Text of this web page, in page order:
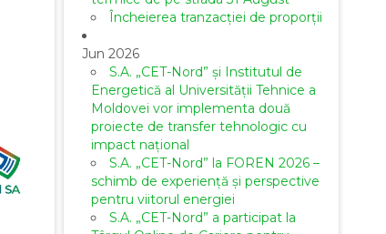
Încheierea tranzacției de proporții
Jun 2026
S.A. „CET-Nord” și Institutul de
Energetică al Universității Tehnice a
Moldovei vor implementa două
proiecte de transfer tehnologic cu
impact național
S.A. „CET-Nord” la FOREN 2026 –
schimb de experiență și perspective
pentru viitorul energiei
S.A. „CET-Nord” a participat la